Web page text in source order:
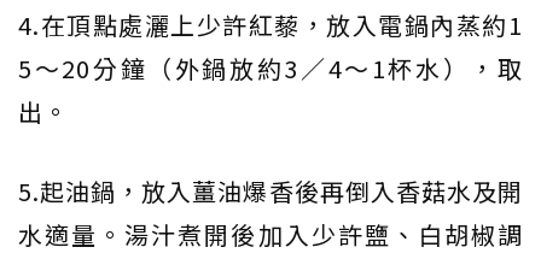
4.在頂點處灑上少許紅藜，放入電鍋內蒸約1
5～20分鐘（外鍋放約3／4～1杯水），取
出。
5.起油鍋，放入薑油爆香後再倒入香菇水及開
水適量。湯汁煮開後加入少許鹽、白胡椒調